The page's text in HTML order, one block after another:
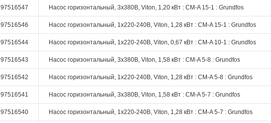
97516547 Насос горизонтальный, 3х380В, Viton, 1,20 кВт : CM-A 15-1 : Grundfos
97516546 Насос горизонтальный, 1х220-240В, Viton, 1,28 кВт : CM-A 15-1 : Grundfos
97516544 Насос горизонтальный, 1х220-240В, Viton, 0,67 кВт : CM-A 10-1 : Grundfos
97516543 Насос горизонтальный, 3х380В, Viton, 1,58 кВт : CM-A 5-8 : Grundfos
97516542 Насос горизонтальный, 1х220-240В, Viton, 1,28 кВт : CM-A 5-8 : Grundfos
97516541 Насос горизонтальный, 3х380В, Viton, 1,58 кВт : CM-A 5-7 : Grundfos
97516540 Насос горизонтальный, 1х220-240В, Viton, 1,28 кВт : CM-A 5-7 : Grundfos